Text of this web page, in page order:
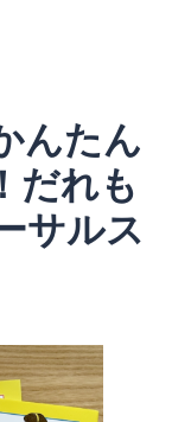
んたん
だれも
サルス